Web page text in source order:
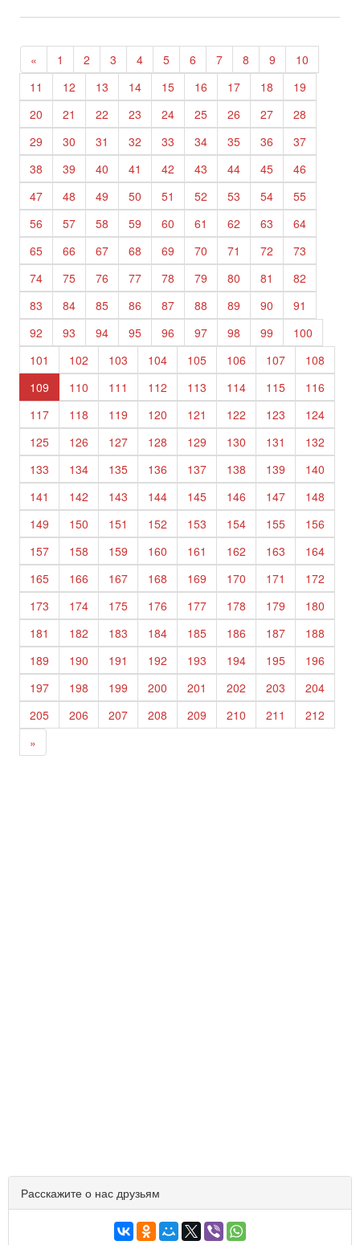
« 1 2 3 4 5 6 7 8 9
10
11
12 13 14 15 16 17 18
19
20
21 22 23 24 25 26 27
28
29
30 31 32 33 34 35 36
37
38
39 40 41 42 43 44 45
46
47
48 49 50 51 52 53 54
55
56
57 58 59 60 61 62 63
64
65
66 67 68 69 70 71 72
73
74
75 76 77 78 79 80 81
82
83
84 85 86 87 88 89 90
91
92
93 94 95 96 97 98 99
100
101
102 103 104 105 106 107
108
109
110 111 112 113 114 115
116
117
118 119 120 121 122 123
124
125
126 127 128 129 130 131
132
133
134 135 136 137 138 139
140
141
142 143 144 145 146 147
148
149
150 151 152 153 154 155
156
157
158 159 160 161 162 163
164
165
166 167 168 169 170 171
172
173
174 175 176 177 178 179
180
181
182 183 184 185 186 187
188
189
190 191 192 193 194 195
196
197
198 199 200 201 202 203
204
205
206 207 208 209 210 211
212
»
Расскажите о нас друзьям